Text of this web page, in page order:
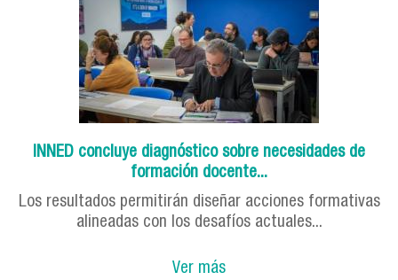
INNED concluye diagnóstico sobre necesidades de
formación docente...
Los resultados permitirán diseñar acciones formativas
alineadas con los desafíos actuales...
Ver más